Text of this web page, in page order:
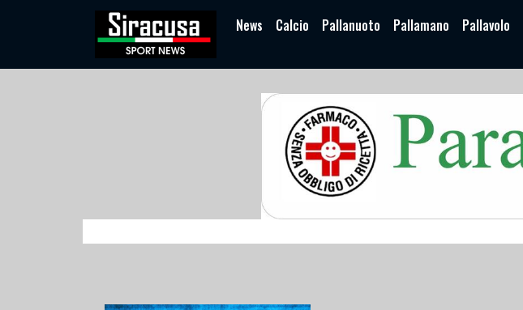
News Calcio Pallanuoto Pallamano Pallavolo